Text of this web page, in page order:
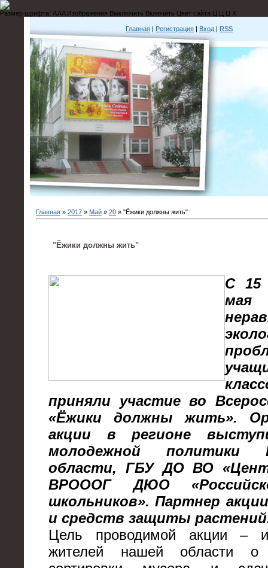
Размер шрифта: A AAИзображения Выключить Включить Цвет сайта Ц Ц Ц Х
Главная | Регистрация | Вход | RSS
Главная » 2017 » Май » 20 » "Ёжики должны жить"
"Ёжики должны жить"
С 15
мая
приняли участие во
«Ёжики должны жить».
акции в регионе
молодежной политики
области, ГБУ ДО ВО
ВРОООГ ДЮО
школьников». Партнер
и средств защиты
Цель проводимой акции –
жителей нашей области о